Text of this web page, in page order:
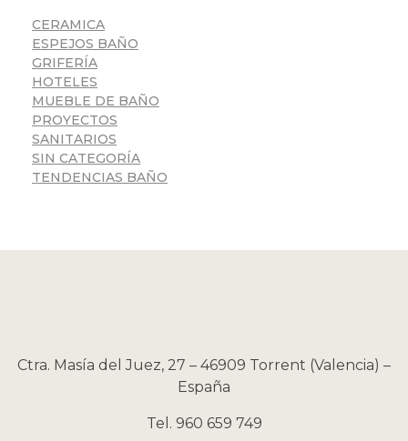
CERAMICA
ESPEJOS BAÑO
GRIFERÍA
HOTELES
MUEBLE DE BAÑO
PROYECTOS
SANITARIOS
SIN CATEGORÍA
TENDENCIAS BAÑO
Ctra. Masía del Juez, 27 – 46909 Torrent (Valencia) –
España
Tel. 960 659 749